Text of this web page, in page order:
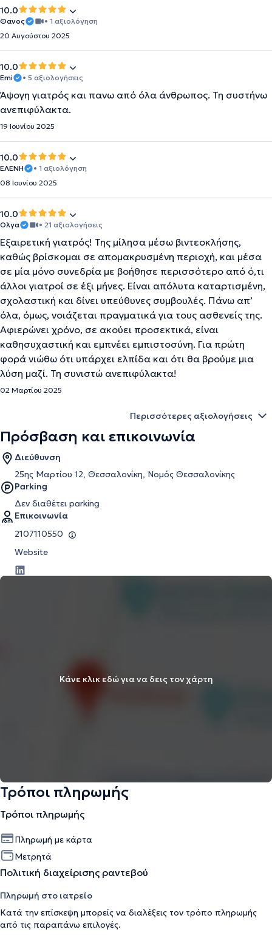
10.0
Θανος
• 1 αξιολόγηση
20 Αυγούστου 2025
10.0
Emi • 5 αξιολογήσεις
Άψογη γιατρός και πανω από όλα άνθρωπος. Τη συστήνω
ανεπιφύλακτα.
19 Ιουνίου 2025
10.0
ΕΛΕΝΗ
• 1 αξιολόγηση
08 Ιουνίου 2025
10.0
Ολγα • 21 αξιολογήσεις
Εξαιρετική γιατρός! Της μίλησα μέσω βιντεοκλήσης,
καθώς βρίσκομαι σε απομακρυσμένη περιοχή, και μέσα
σε μία μόνο συνεδρία με βοήθησε περισσότερο από ό,τι
άλλοι γιατροί σε έξι μήνες. Είναι απόλυτα καταρτισμένη,
σχολαστική και δίνει υπεύθυνες συμβουλές. Πάνω απ’
όλα, όμως, νοιάζεται πραγματικά για τους ασθενείς της.
Αφιερώνει χρόνο, σε ακούει προσεκτικά, είναι
καθησυχαστική και εμπνέει εμπιστοσύνη. Για πρώτη
φορά νιώθω ότι υπάρχει ελπίδα και ότι θα βρούμε μια
λύση μαζί. Τη συνιστώ ανεπιφύλακτα!
02 Μαρτίου 2025
Περισσότερες αξιολογήσεις
Πρόσβαση και επικοινωνία
Διεύθυνση
25ης Μαρτίου 12, Θεσσαλονίκη, Νομός Θεσσαλονίκης
Parking
Δεν διαθέτει parking
Επικοινωνία
2107110550
Website
Κάνε κλικ εδώ για να δεις τον χάρτη
Τρόποι πληρωμής
Τρόποι πληρωμής
Πληρωμή με κάρτα
Μετρητά
Πολιτική διαχείρισης ραντεβού
Πληρωμή στο ιατρείο
Κατά την επίσκεψη μπορείς να διαλέξεις τον τρόπο πληρωμής
από τις παραπάνω επιλογές.